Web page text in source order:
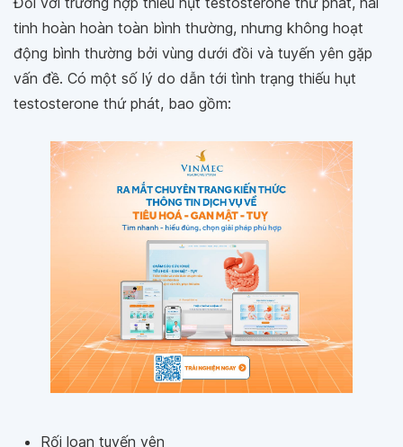
tinh hoàn hoàn toàn bình thường, nhưng không hoạt
động bình thường bởi vùng dưới đồi và tuyến yên gặp
vấn đề. Có một số lý do dẫn tới tình trạng thiếu hụt
testosterone thứ phát, bao gồm:
Rối loạn tuyến yên